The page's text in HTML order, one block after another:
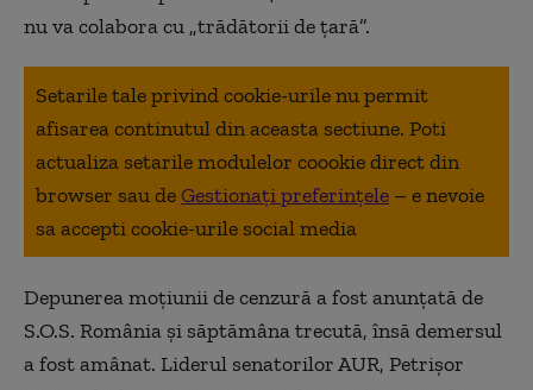
nu va colabora cu „trădătorii de țară”.
Setarile tale privind cookie-urile nu permit
afisarea continutul din aceasta sectiune. Poti
actualiza setarile modulelor coookie direct din
browser sau deGestionați preferințele – e nevoie
sa accepti cookie-urile social media
Depunerea moţiunii de cenzură a fost anunţată de
S.O.S. România şi săptămâna trecută, însă demersul
a fost amânat. Liderul senatorilor AUR, Petrişor